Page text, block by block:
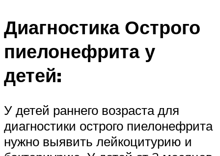
Диагностика Острого
пиелонефрита у
детей:
У детей раннего возраста для
диагностики острого пиелонефрита
нужно выявить лейкоцитурию и